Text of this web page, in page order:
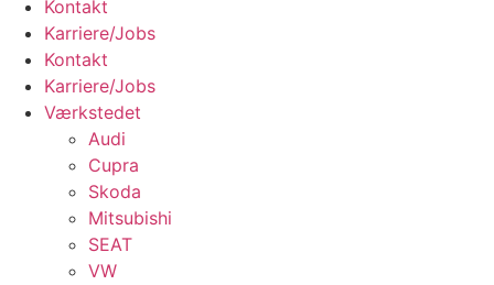
Kontakt
Karriere/Jobs
Kontakt
Karriere/Jobs
Værkstedet
Audi
Cupra
Skoda
Mitsubishi
SEAT
VW